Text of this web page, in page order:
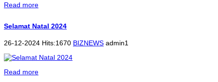
Read more
Selamat Natal 2024
26-12-2024 Hits:1670 BIZNEWS admin1
Read more